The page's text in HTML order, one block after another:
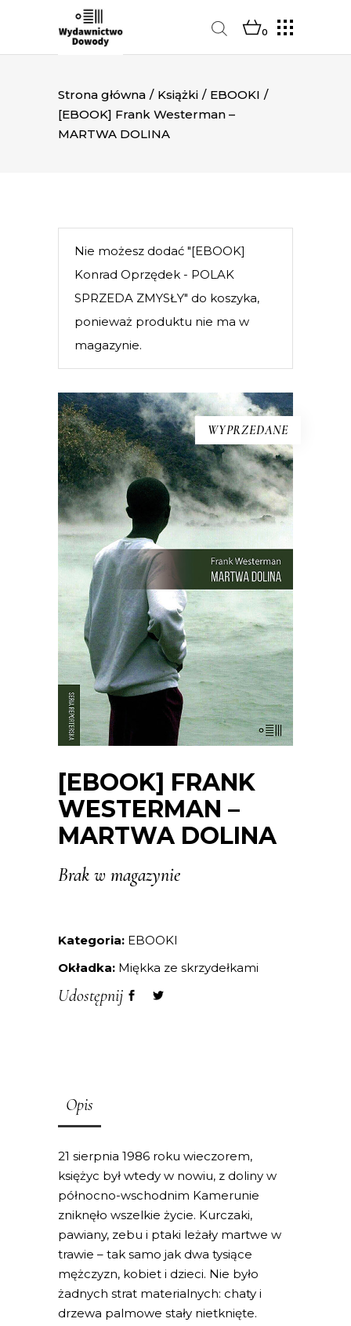
0
Strona główna / Książki / EBOOKI /
[EBOOK] Frank Westerman –
MARTWA DOLINA
Nie możesz dodać "[EBOOK]
Konrad Oprzędek - POLAK
SPRZEDA ZMYSŁY" do koszyka,
ponieważ produktu nie ma w
magazynie.
WYPRZEDANE
[EBOOK] FRANK
WESTERMAN –
MARTWA DOLINA
Brak w magazynie
Kategoria: EBOOKI
Okładka: Miękka ze skrzydełkami
Udostępnij
Opis
21 sierpnia 1986 roku wieczorem,
księżyc był wtedy w nowiu, z doliny w
północno-wschodnim Kamerunie
zniknęło wszelkie życie. Kurczaki,
pawiany, zebu i ptaki leżały martwe w
trawie – tak samo jak dwa tysiące
mężczyzn, kobiet i dzieci. Nie było
żadnych strat materialnych: chaty i
drzewa palmowe stały nietknięte.